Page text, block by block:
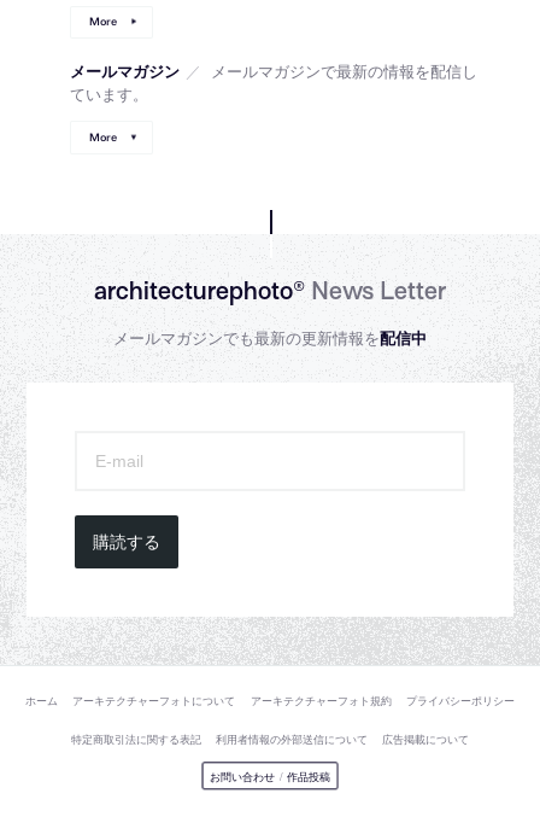
More
メールマガジン ／
メールマガジンで最新の情報を配信し
ています。
More
architecturephoto®News Letter
メールマガジンでも最新の更新情報を配信中
購読する
ホーム アーキテクチャーフォトについて アーキテクチャーフォト規約 プライバシーポリシー
特定商取引法に関する表記 利用者情報の外部送信について 広告掲載について
お問い合わせ / 作品投稿